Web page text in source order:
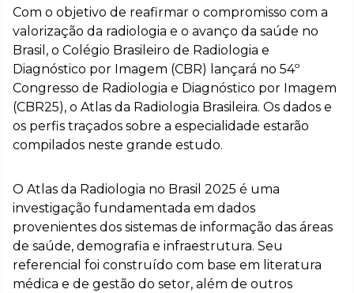
Com o objetivo de reafirmar o compromisso com a
valorização da radiologia e o avanço da saúde no
Brasil, o Colégio Brasileiro de Radiologia e
Diagnóstico por Imagem (CBR) lançará no 54º
Congresso de Radiologia e Diagnóstico por Imagem
(CBR25), o Atlas da Radiologia Brasileira. Os dados e
os perfis traçados sobre a especialidade estarão
compilados neste grande estudo.
O Atlas da Radiologia no Brasil 2025 é uma
investigação fundamentada em dados
provenientes dos sistemas de informação das áreas
de saúde, demografia e infraestrutura. Seu
referencial foi construído com base em literatura
médica e de gestão do setor, além de outros